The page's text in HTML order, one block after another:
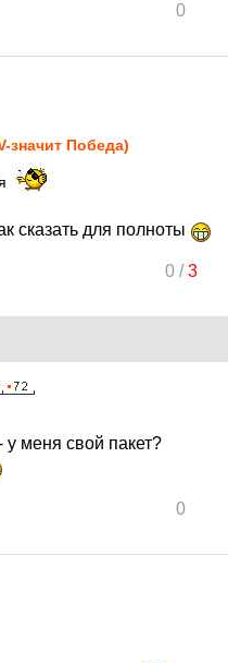
0
значит Победа)
сказать для полноты
0/3
меня свой пакет?
0